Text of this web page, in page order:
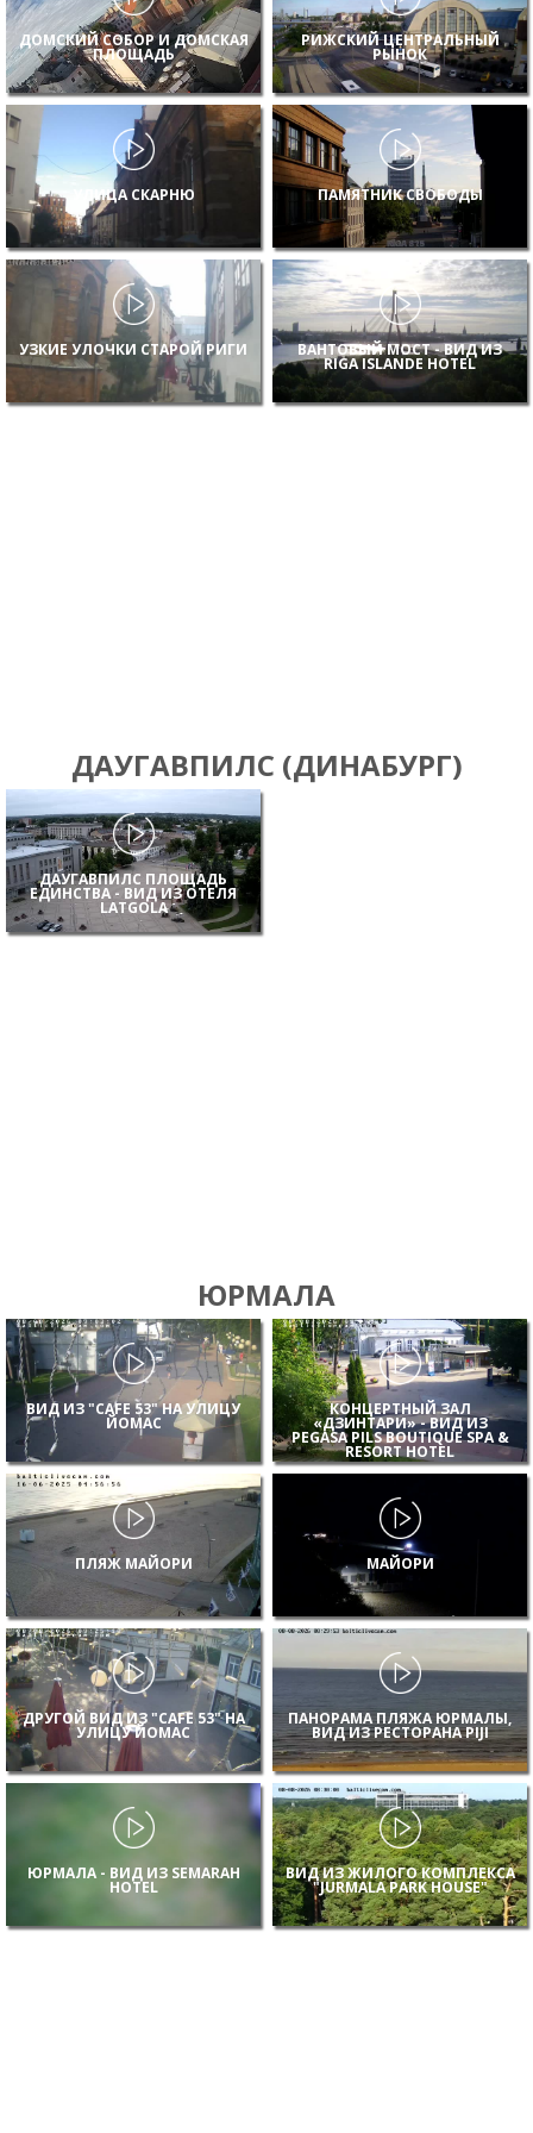
ДОМСКИЙ СОБОР И ДОМСКАЯ
ПЛОЩАДЬ
РИЖСКИЙ ЦЕНТРАЛЬНЫЙ
РЫНОК
УЛИЦА СКАРНЮ ПАМЯТНИК СВОБОДЫ
УЗКИЕ УЛОЧКИ СТАРОЙ РИГИ ВАНТОВЫЙ МОСТ - ВИД ИЗ
RIGA ISLANDE HOTEL
ДАУГАВПИЛС (ДИНАБУРГ)
ДАУГАВПИЛС ПЛОЩАДЬ
ЕДИНСТВА - ВИД ИЗ ОТЕЛЯ
LATGOLA
ЮРМАЛА
ВИД ИЗ "CAFE 53" НА УЛИЦУ
ЙОМАС
КОНЦЕРТНЫЙ ЗАЛ
«ДЗИНТАРИ» - ВИД ИЗ
PEGASA PILS BOUTIQUE SPA &
RESORT HOTEL
ПЛЯЖ МАЙОРИ МАЙОРИ
ДРУГОЙ ВИД ИЗ "CAFE 53" НА
УЛИЦУ ЙОМАС
ПАНОРАМА ПЛЯЖА ЮРМАЛЫ,
ВИД ИЗ РЕСТОРАНА PIJI
ЮРМАЛА - ВИД ИЗ SEMARAH
HOTEL
ВИД ИЗ ЖИЛОГО КОМПЛЕКСА
"JURMALA PARK HOUSE"